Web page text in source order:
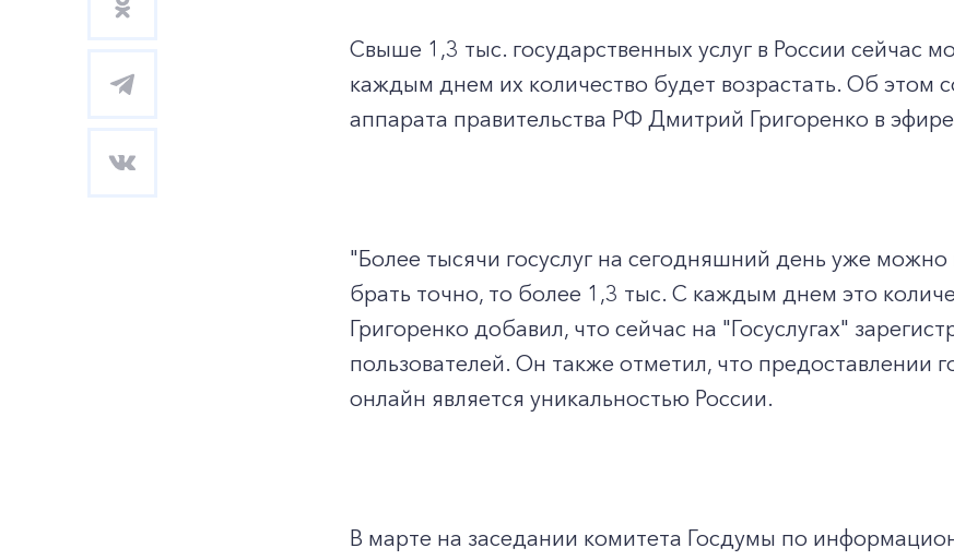
Свыше 1,3 тыс. государственных услуг в России сейчас
каждым днем их количество будет возрастать. Об этом
аппарата правительства РФ Дмитрий Григоренко в
"Более тысячи госуслуг на сегодняшний день уже
брать точно, то более 1,3 тыс. С каждым днем это
Григоренко добавил, что сейчас на "Госуслугах"
пользователей. Он также отметил, что предоставлении
онлайн является уникальностью России.
В марте на заседании комитета Госдумы по